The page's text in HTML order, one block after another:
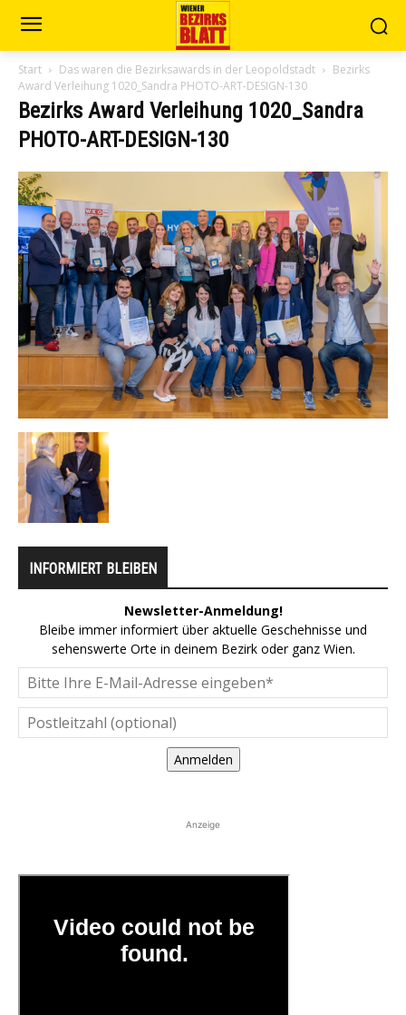
Start Das waren die Bezirksawards in der Leopoldstadt
Bezirks
Award Verleihung 1020_Sandra PHOTO-ART-DESIGN-130
Bezirks Award Verleihung 1020_Sandra
PHOTO-ART-DESIGN-130
INFORMIERT BLEIBEN
Newsletter-Anmeldung!
Bleibe immer informiert über aktuelle Geschehnisse und
sehenswerte Orte in deinem Bezirk oder ganz Wien.
Anmelden
Anzeige